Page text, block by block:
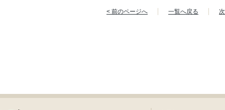
< 前のページへ 一覧へ戻る